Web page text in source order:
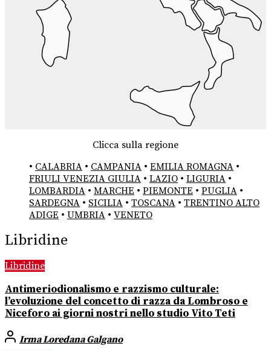
Clicca sulla regione
• CALABRIA • CAMPANIA • EMILIA ROMAGNA •
FRIULI VENEZIA GIULIA • LAZIO • LIGURIA •
LOMBARDIA • MARCHE • PIEMONTE • PUGLIA •
SARDEGNA • SICILIA • TOSCANA • TRENTINO ALTO
ADIGE • UMBRIA • VENETO
Libridine
Libridine
Antimeriodionalismo e razzismo culturale:
l’evoluzione del concetto di razza da Lombroso e
Niceforo ai giorni nostri nello studio Vito Teti
Irma Loredana Galgano